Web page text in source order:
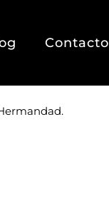
Contacto